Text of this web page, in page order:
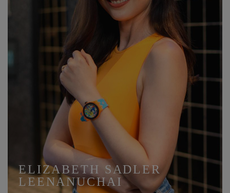
ELIZABETH SADLER
LEENANUCHAI